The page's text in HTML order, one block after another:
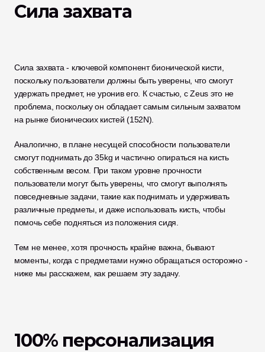
Сила захвата
Сила захвата - ключевой компонент бионической кисти,
поскольку пользователи должны быть уверены, что смогут
удержать предмет, не уронив его. К счастью, с Zeus это не
проблема, поскольку он обладает самым сильным захватом
на рынке бионических кистей (152N).
Аналогично, в плане несущей способности пользователи
смогут поднимать до 35kg и частично опираться на кисть
собственным весом. При таком уровне прочности
пользователи могут быть уверены, что смогут выполнять
повседневные задачи, такие как поднимать и удерживать
различные предметы, и даже использовать кисть, чтобы
помочь себе подняться из положения сидя.
Тем не менее, хотя прочность крайне важна, бывают
моменты, когда с предметами нужно обращаться осторожно -
ниже мы расскажем, как решаем эту задачу.
100% персонализация